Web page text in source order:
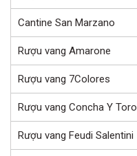
Cantine San Marzano
Rượu vang Amarone
Rượu vang 7Colores
Rượu vang Concha Y Toro
Rượu vang Feudi Salentini